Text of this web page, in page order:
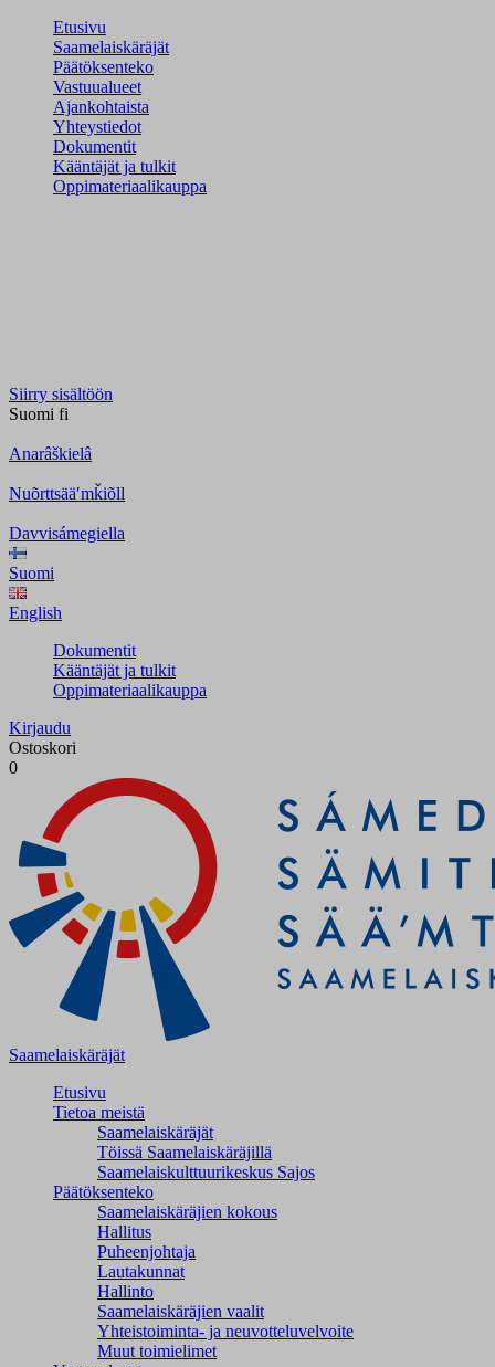
Etusivu
Saamelaiskäräjät
Päätöksenteko
Vastuualueet
Ajankohtaista
Yhteystiedot
Dokumentit
Kääntäjät ja tulkit
Oppimateriaalikauppa
Siirry sisältöön
Suomi fi
Anarâškielâ
Nuõrttsääʹmǩiõll
Davvisámegiella
Suomi
English
Dokumentit
Kääntäjät ja tulkit
Oppimateriaalikauppa
Kirjaudu
Ostoskori
0
Saamelaiskäräjät
Etusivu
Tietoa meistä
Saamelaiskäräjät
Töissä Saamelaiskäräjillä
Saamelaiskulttuuri­keskus Sajos
Päätöksenteko
Saamelaiskäräjien kokous
Hallitus
Puheenjohtaja
Lautakunnat
Hallinto
Saamelaiskäräjien vaalit
Yhteistoiminta- ja neuvotteluvelvoite
Muut toimielimet